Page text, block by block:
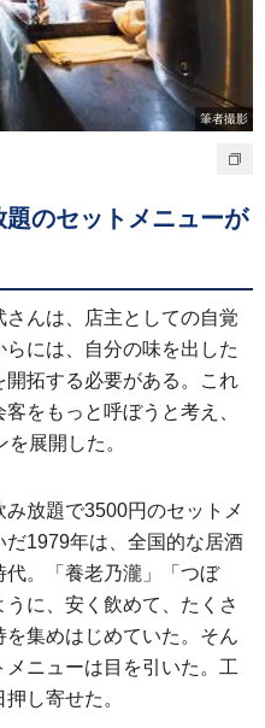
筆者撮影
のセットメニューが
んは、店主としての自覚
には、自分の味を出した
拓する必要がある。これ
をもっと呼ぼうと考え、
展開した。
放題で3500円のセットメ
1979年は、全国的な居酒
代。「養老乃瀧」「つぼ
に、安く飲めて、たくさ
集めはじめていた。そん
ニューは目を引いた。工
し寄せた。